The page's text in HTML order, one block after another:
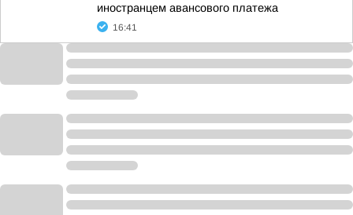
иностранцем авансового платежа
16:41